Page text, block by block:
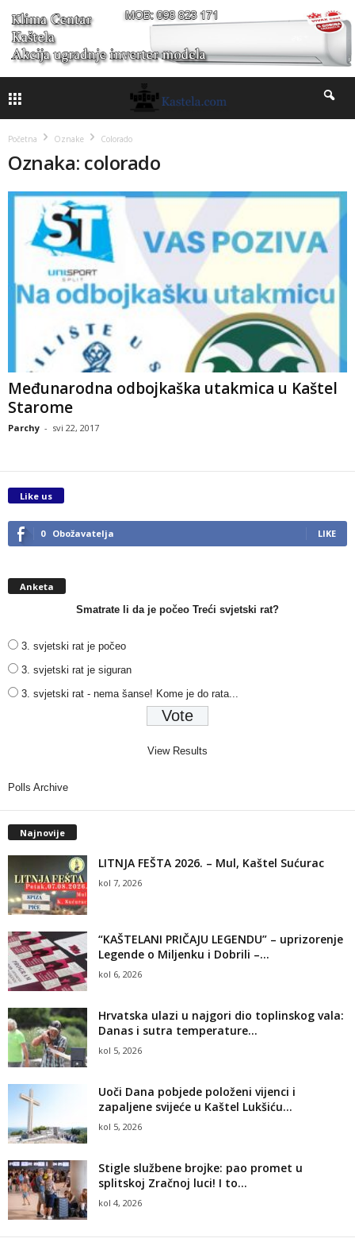
Početna Oznake Colorado
Oznaka: colorado
Međunarodna odbojkaška utakmica u Kaštel
Starome
Parchy - svi 22, 2017
Like us
0 Obožavatelja LIKE
Anketa
Smatrate li da je počeo Treći svjetski rat?
3. svjetski rat je počeo
3. svjetski rat je siguran
3. svjetski rat - nema šanse! Kome je do rata...
View Results
Polls Archive
Najnovije
LITNJA FEŠTA 2026. – Mul, Kaštel Sućurac
kol 7, 2026
“KAŠTELANI PRIČAJU LEGENDU” – uprizorenje
Legende o Miljenku i Dobrili –...
kol 6, 2026
Hrvatska ulazi u najgori dio toplinskog vala:
Danas i sutra temperature...
kol 5, 2026
Uoči Dana pobjede položeni vijenci i
zapaljene svijeće u Kaštel Lukšiću...
kol 5, 2026
Stigle službene brojke: pao promet u
splitskoj Zračnoj luci! I to...
kol 4, 2026